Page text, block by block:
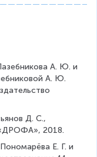
А. Ю. и
А. Ю.
Д. С.,
2018.
Е. Г. и